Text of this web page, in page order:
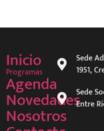
Inicio
Programas
Agenda
Novedades
Nosotros
Sede
1951,
Sede
Entre